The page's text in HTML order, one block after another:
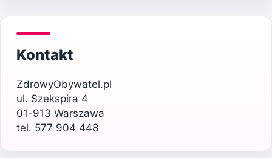
Kontakt
ZdrowyObywatel.pl
ul. Szekspira 4
01-913 Warszawa
tel. 577 904 448